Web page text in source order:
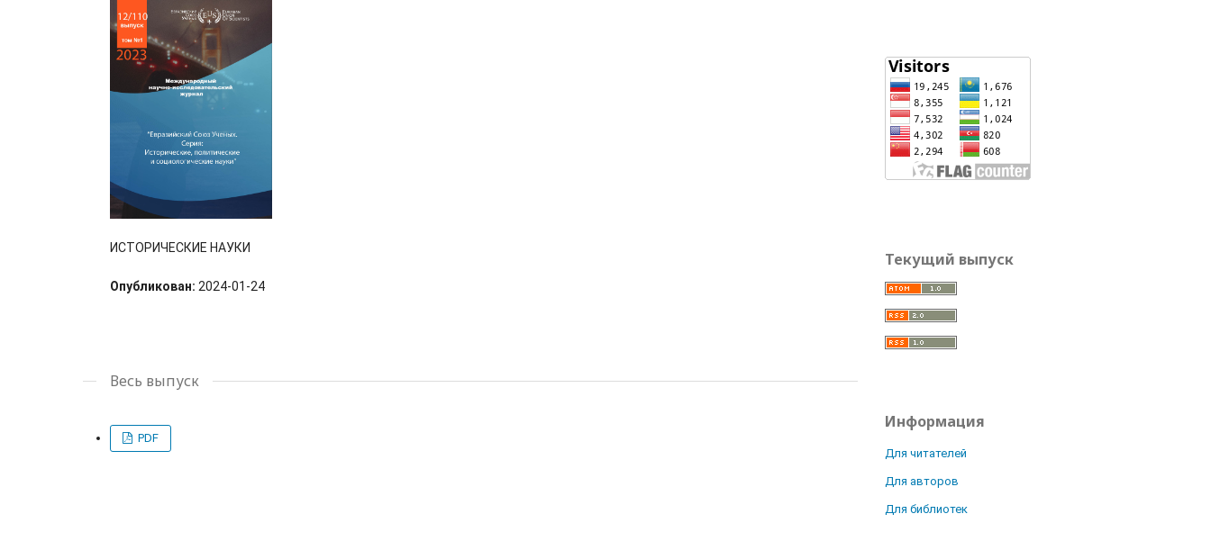
ИСТОРИЧЕСКИЕ НАУКИ
Опубликован: 2024-01-24
Весь выпуск
PDF
Текущий выпуск
Информация
Для читателей
Для авторов
Для библиотек